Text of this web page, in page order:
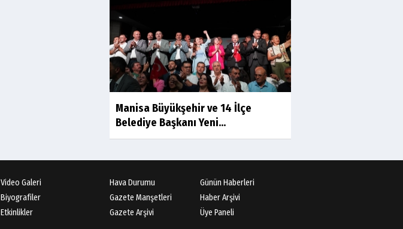
Mühendislerin de Sanat Ruhu
Dr.Fatih KESKİN
Millî Edebiyat, Millî Şuur, Millî
Takım
Sıracettin ÇELİK
Çalıkuşu
Dr.Tuğçe Yıldırım
Aşı: Toplum Sağlığının
Görünmez Kalkanı
Manisa Büyükşehir ve 14 İlçe
Belediye Başkanı Yeni...
Video Galeri
Biyografiler
Etkinlikler
Hava Durumu
Günün Haberleri
Gazete Manşetleri
Haber Arşivi
Gazete Arşivi
Üye Paneli